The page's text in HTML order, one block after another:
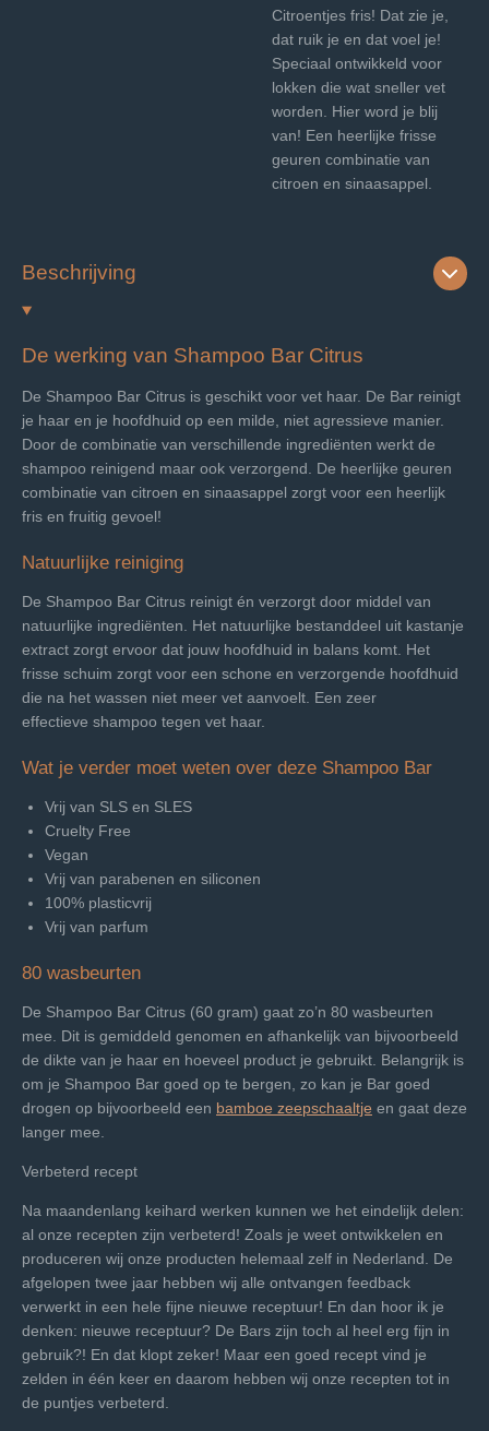
Citroentjes fris! Dat zie je,
dat ruik je en dat voel je!
Speciaal ontwikkeld voor
lokken die wat sneller vet
worden. Hier word je blij
van! Een heerlijke frisse
geuren combinatie van
citroen en sinaasappel.
Beschrijving
De werking van Shampoo Bar Citrus
De Shampoo Bar Citrus is geschikt voor vet haar. De Bar reinigt
je haar en je hoofdhuid op een milde, niet agressieve manier.
Door de combinatie van verschillende ingrediënten werkt de
shampoo reinigend maar ook verzorgend. De heerlijke geuren
combinatie van citroen en sinaasappel zorgt voor een heerlijk
fris en fruitig gevoel!
Natuurlijke reiniging
De Shampoo Bar Citrus reinigt én verzorgt door middel van
natuurlijke ingrediënten. Het natuurlijke bestanddeel uit kastanje
extract zorgt ervoor dat jouw hoofdhuid in balans komt. Het
frisse schuim zorgt voor een schone en verzorgende hoofdhuid
die na het wassen niet meer vet aanvoelt. Een zeer
effectieve shampoo tegen vet haar.
Wat je verder moet weten over deze Shampoo Bar
Vrij van SLS en SLES
Cruelty Free
Vegan
Vrij van parabenen en siliconen
100% plasticvrij
Vrij van parfum
80 wasbeurten
De Shampoo Bar Citrus (60 gram) gaat zo’n 80 wasbeurten
mee. Dit is gemiddeld genomen en afhankelijk van bijvoorbeeld
de dikte van je haar en hoeveel product je gebruikt. Belangrijk is
om je Shampoo Bar goed op te bergen, zo kan je Bar goed
drogen op bijvoorbeeld een bamboe zeepschaaltje en gaat deze
langer mee.
Verbeterd recept
Na maandenlang keihard werken kunnen we het eindelijk delen:
al onze recepten zijn verbeterd! Zoals je weet ontwikkelen en
produceren wij onze producten helemaal zelf in Nederland. De
afgelopen twee jaar hebben wij alle ontvangen feedback
verwerkt in een hele fijne nieuwe receptuur! En dan hoor ik je
denken: nieuwe receptuur? De Bars zijn toch al heel erg fijn in
gebruik?! En dat klopt zeker! Maar een goed recept vind je
zelden in één keer en daarom hebben wij onze recepten tot in
de puntjes verbeterd.